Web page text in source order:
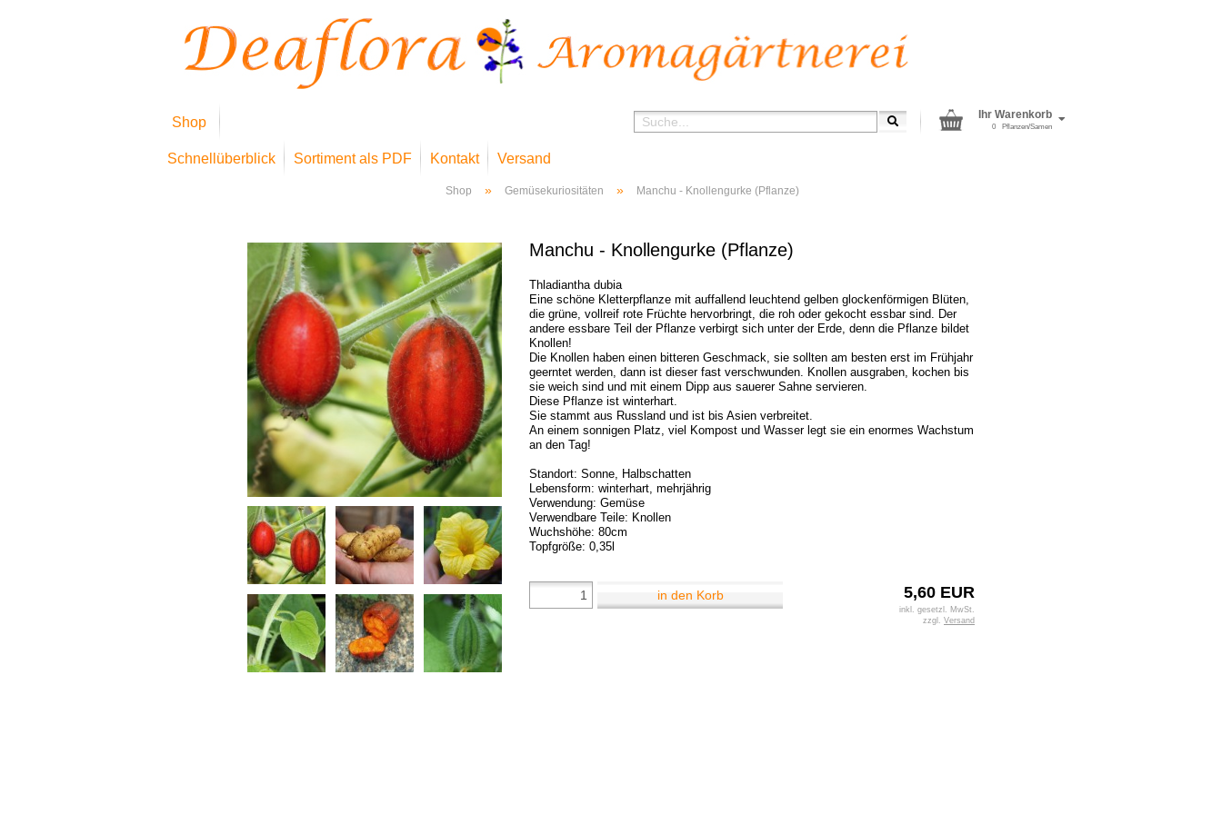
Shop
Schnellüberblick Sortiment als PDF Kontakt Versand
Ihr Warenkorb
Pflanzen/Samen
0
Shop » Gemüsekuriositäten » Manchu - Knollengurke (Pflanze)
Manchu - Knollengurke (Pflanze)
Thladiantha dubia
Eine schöne Kletterpflanze mit auffallend leuchtend gelben glockenförmigen Blüten,
die grüne, vollreif rote Früchte hervorbringt, die roh oder gekocht essbar sind. Der
andere essbare Teil der Pflanze verbirgt sich unter der Erde, denn die Pflanze bildet
Knollen!
Die Knollen haben einen bitteren Geschmack, sie sollten am besten erst im Frühjahr
geerntet werden, dann ist dieser fast verschwunden. Knollen ausgraben, kochen bis
sie weich sind und mit einem Dipp aus sauerer Sahne servieren.
Diese Pflanze ist winterhart.
Sie stammt aus Russland und ist bis Asien verbreitet.
An einem sonnigen Platz, viel Kompost und Wasser legt sie ein enormes Wachstum
an den Tag!
Standort: Sonne, Halbschatten
Lebensform: winterhart, mehrjährig
Verwendung: Gemüse
Verwendbare Teile: Knollen
Wuchshöhe: 80cm
Topfgröße: 0,35l
5,60 EUR
inkl. gesetzl. MwSt.
zzgl. Versand
in den Korb